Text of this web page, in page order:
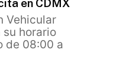
en CDMX
Vehicular
horario
de 08:00 a